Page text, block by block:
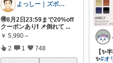
よっしー｜ズボラでもおしゃれに整えたい
🉐8月2日23:59まで20%off
クーポンあり❗️ 📌倒れて ...
￥ 5,990～
2 1 748
【✨
✨#オ